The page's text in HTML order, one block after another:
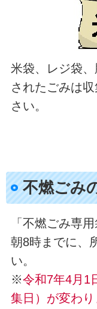
米袋、レジ袋
されたごみは
さい。
不燃ごみ
「不燃ごみ専
朝8時までに、
い。
※令和7年4月1
集日）が変わり